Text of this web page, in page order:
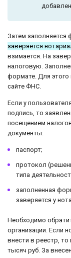
Затем заполняется
заверяется
взимается. На
налоговую.
формате. Для
сайте ФНС.
Если у
подпись, то
посещением
документы:
паспорт;
протокол
типа
заполненная
заверяется у
Необходимо
организации. Если
внести в реестр,
тысяч руб. За